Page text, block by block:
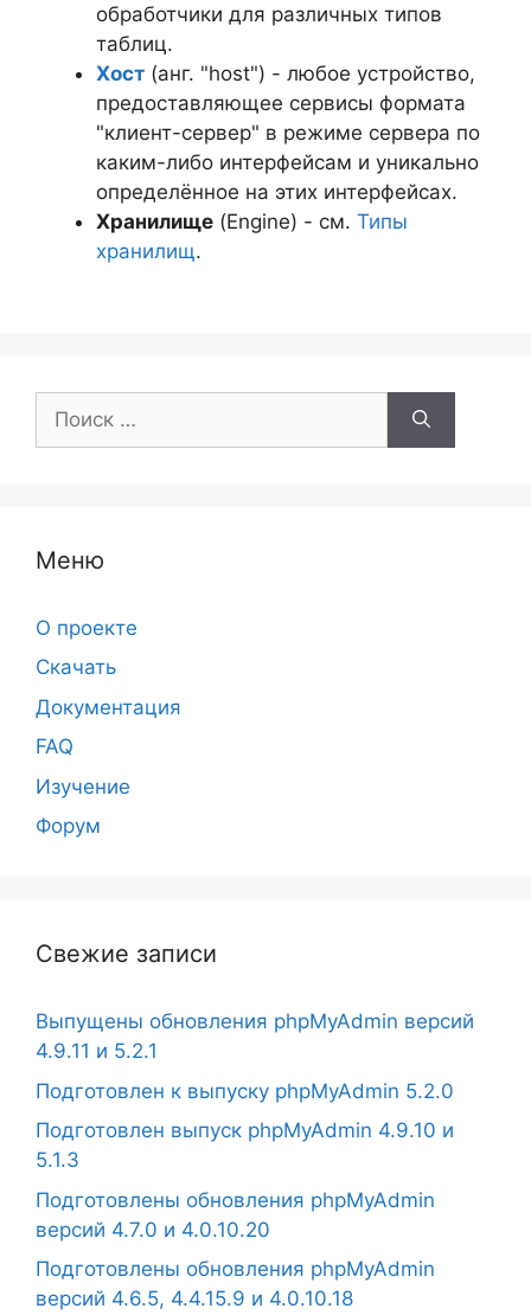
обработчики для различных типов
таблиц.
Хост (анг. "host") - любое устройство,
предоставляющее сервисы формата
"клиент-сервер" в режиме сервера по
каким-либо интерфейсам и уникально
определённое на этих интерфейсах.
Хранилище (Engine) - см. Типы
хранилищ.
Меню
О проекте
Скачать
Документация
FAQ
Изучение
Форум
Свежие записи
Выпущены обновления phpMyAdmin версий
4.9.11 и 5.2.1
Подготовлен к выпуску phpMyAdmin 5.2.0
Подготовлен выпуск phpMyAdmin 4.9.10 и
5.1.3
Подготовлены обновления phpMyAdmin
версий 4.7.0 и 4.0.10.20
Подготовлены обновления phpMyAdmin
версий 4.6.5, 4.4.15.9 и 4.0.10.18